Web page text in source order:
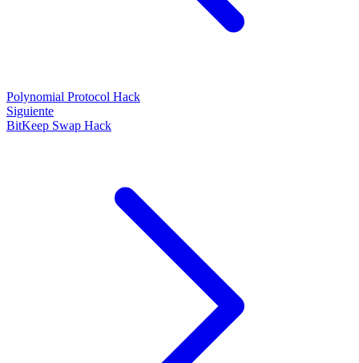
Polynomial Protocol Hack
Siguiente
BitKeep Swap Hack